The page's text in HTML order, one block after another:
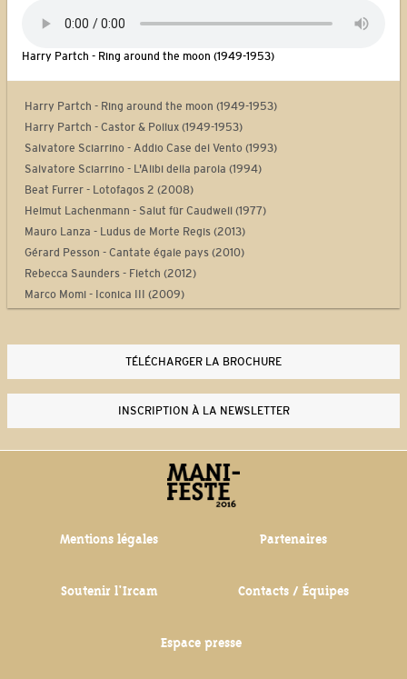
Harry Partch - Ring around the moon (1949-1953)
Harry Partch - Ring around the moon (1949-1953)
Harry Partch - Castor & Pollux (1949-1953)
Salvatore Sciarrino - Addio Case del Vento (1993)
Salvatore Sciarrino - L'Alibi della parola (1994)
Beat Furrer - Lotofagos 2 (2008)
Helmut Lachenmann - Salut für Caudwell (1977)
Mauro Lanza - Ludus de Morte Regis (2013)
Gérard Pesson - Cantate égale pays (2010)
Rebecca Saunders - Fletch (2012)
Marco Momi - Iconica III (2009)
Yan Maresz - Tutti (2013)
Philippe Leroux - Quid sit musicus? (2013-2014)
TÉLÉCHARGER LA BROCHURE
INSCRIPTION À LA NEWSLETTER
Mentions légales Partenaires
Soutenir l'Ircam Contacts / Équipes
Espace presse